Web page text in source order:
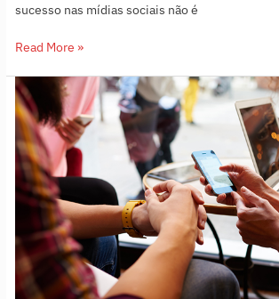
sucesso nas mídias sociais não é
Read More »
Como
aumentar
o
alcance
orgânico
no
Facebook?